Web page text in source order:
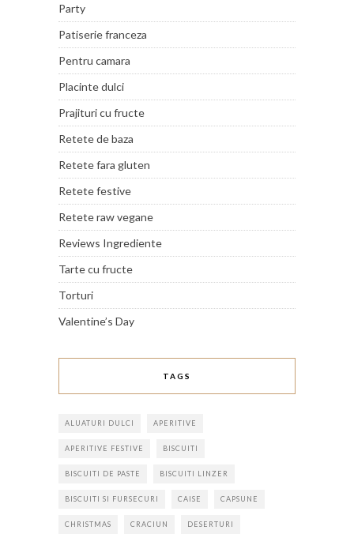
Party
Patiserie franceza
Pentru camara
Placinte dulci
Prajituri cu fructe
Retete de baza
Retete fara gluten
Retete festive
Retete raw vegane
Reviews Ingrediente
Tarte cu fructe
Torturi
Valentine’s Day
TAGS
ALUATURI DULCI APERITIVE
APERITIVE FESTIVE BISCUITI
BISCUITI DE PASTE BISCUITI LINZER
BISCUITI SI FURSECURI CAISE CAPSUNE
CHRISTMAS CRACIUN DESERTURI